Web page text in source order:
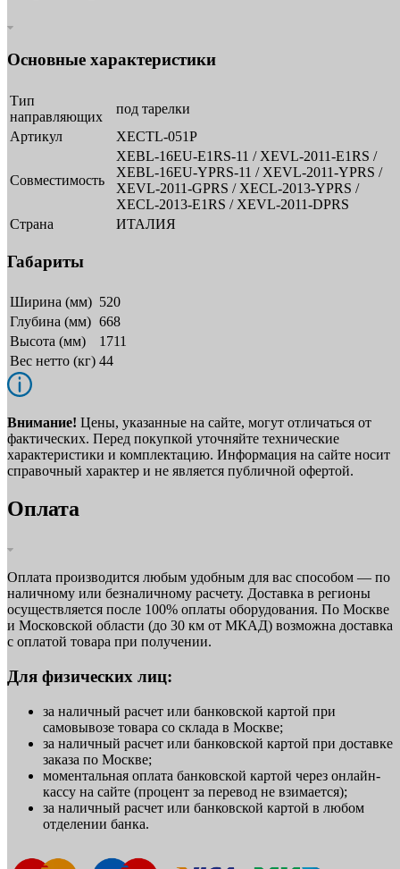
Основные характеристики
Тип
направляющих
под тарелки
Артикул
XECTL-051P
Совместимость
XEBL-16EU-E1RS-11 / XEVL-2011-E1RS /
XEBL-16EU-YPRS-11 / XEVL-2011-YPRS /
XEVL-2011-GPRS / XECL-2013-YPRS /
XECL-2013-E1RS / XEVL-2011-DPRS
Страна
ИТАЛИЯ
Габариты
Ширина (мм) 520
Глубина (мм) 668
Высота (мм)
1711
Вес нетто (кг) 44
Внимание! Цены, указанные на сайте, могут отличаться от
фактических. Перед покупкой уточняйте технические
характеристики и комплектацию. Информация на сайте носит
справочный характер и не является публичной офертой.
Оплата
Оплата производится любым удобным для вас способом — по
наличному или безналичному расчету. Доставка в регионы
осуществляется после 100% оплаты оборудования. По Москве
и Московской области (до 30 км от МКАД) возможна доставка
с оплатой товара при получении.
Для физических лиц:
за наличный расчет или банковской картой при
самовывозе товара со склада в Москве;
за наличный расчет или банковской картой при доставке
заказа по Москве;
моментальная оплата банковской картой через онлайн-
кассу на сайте (процент за перевод не взимается);
за наличный расчет или банковской картой в любом
отделении банка.